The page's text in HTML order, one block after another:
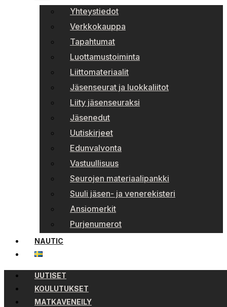
Yhteystiedot
Verkkokauppa
Tapahtumat
Luottamustoiminta
Liittomateriaalit
Jäsenseurat ja luokkaliitot
Liity jäsenseuraksi
Jäsenedut
Uutiskirjeet
Edunvalvonta
Vastuullisuus
Seurojen materiaalipankki
Suuli jäsen- ja venerekisteri
Ansiomerkit
Purjenumerot
NAUTIC
UUTISET
KOULUTUKSET
MATKAVENEILY